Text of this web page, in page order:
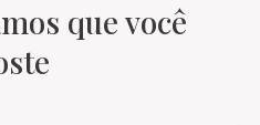
que você